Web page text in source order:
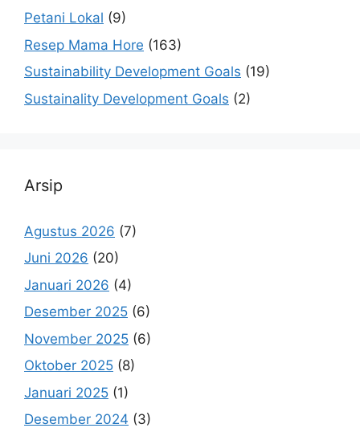
Petani Lokal (9)
Resep Mama Hore (163)
Sustainability Development Goals (19)
Sustainality Development Goals (2)
Arsip
Agustus 2026 (7)
Juni 2026 (20)
Januari 2026 (4)
Desember 2025 (6)
November 2025 (6)
Oktober 2025 (8)
Januari 2025 (1)
Desember 2024 (3)